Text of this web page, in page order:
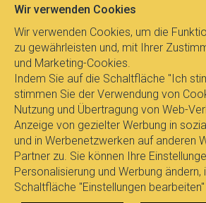
Datenschutz
Wir verwenden Cookies
Wir verwenden Cookies, um die
zu gewährleisten und, mit Ihrer
und Marketing-Cookies.
Indem Sie auf die Schaltfläche "Ich
stimmen Sie der Verwendung von
Nutzung und Übertragung von Web-
Anzeige von gezielter Werbung in
und in Werbenetzwerken auf anderen
Partner zu. Sie können Ihre
Personalisierung und Werbung ändern,
Schaltfläche "Einstellungen